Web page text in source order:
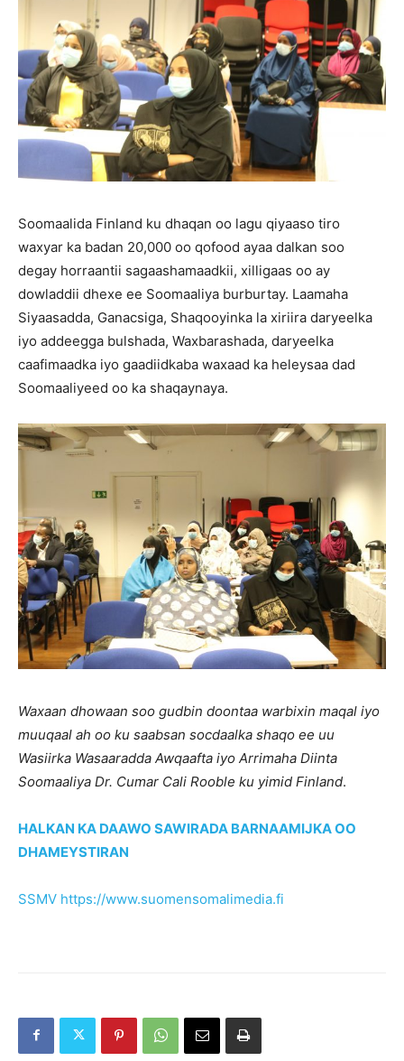
Soomaalida Finland ku dhaqan oo lagu qiyaaso tiro
waxyar ka badan 20,000 oo qofood ayaa dalkan soo
degay horraantii sagaashamaadkii, xilligaas oo ay
dowladdii dhexe ee Soomaaliya burburtay. Laamaha
Siyaasadda, Ganacsiga, Shaqooyinka la xiriira daryeelka
iyo addeegga bulshada, Waxbarashada, daryeelka
caafimaadka iyo gaadiidkaba waxaad ka heleysaa dad
Soomaaliyeed oo ka shaqaynaya.
Waxaan dhowaan soo gudbin doontaa warbixin maqal iyo
muuqaal ah oo ku saabsan socdaalka shaqo ee uu
Wasiirka Wasaaradda Awqaafta iyo Arrimaha Diinta
Soomaaliya Dr. Cumar Cali Rooble ku yimid Finland.
HALKAN KA DAAWO SAWIRADA BARNAAMIJKA OO
DHAMEYSTIRAN
SSMV https://www.suomensomalimedia.fi